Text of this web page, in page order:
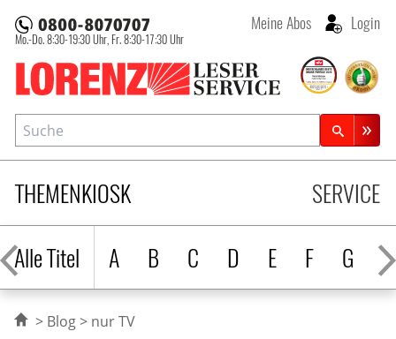
Lorenz Leserservice
Mo.-Do. 8:30-19:30 Uhr, Fr. 8:30-17:30 Uhr
Meine Abos Login
THEMENKIOSK
Alle Titel
A B C D E F G H
SERVICE
Suche
Zeitschriftensuche
Blog nur TV